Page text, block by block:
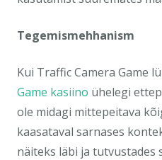
Tegemismehhanism
Kui Traffic Camera Game
Game kasiino ühelegi
ole midagi mittepeitava
kaasataval sarnases
näiteks läbi ja tutvustades